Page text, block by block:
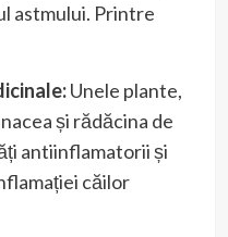
astmului. Printre
Unele plante,
și rădăcina de
antiinflamatorii și
căilor